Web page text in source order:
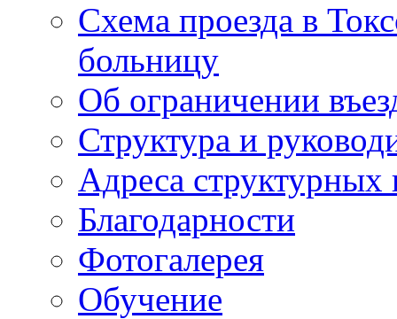
Схема проезда в
больницу
Об ограничении
Структура и
Адреса структурных
Благодарности
Фотогалерея
Обучение